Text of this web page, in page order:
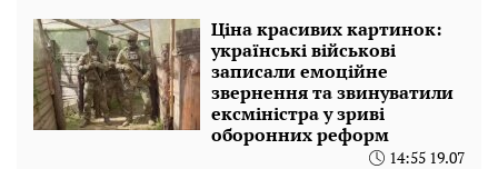
Ціна красивих картинок:
українські військові
записали емоційне
звернення та звинуватили
ексміністра у зриві
оборонних реформ
14:55 19.07